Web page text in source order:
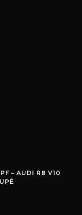
– AUDI R8 V10